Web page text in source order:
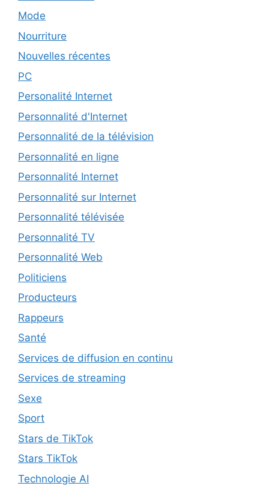
Mode
Nourriture
Nouvelles récentes
PC
Personalité Internet
Personnalité d'Internet
Personnalité de la télévision
Personnalité en ligne
Personnalité Internet
Personnalité sur Internet
Personnalité télévisée
Personnalité TV
Personnalité Web
Politiciens
Producteurs
Rappeurs
Santé
Services de diffusion en continu
Services de streaming
Sexe
Sport
Stars de TikTok
Stars TikTok
Technologie AI